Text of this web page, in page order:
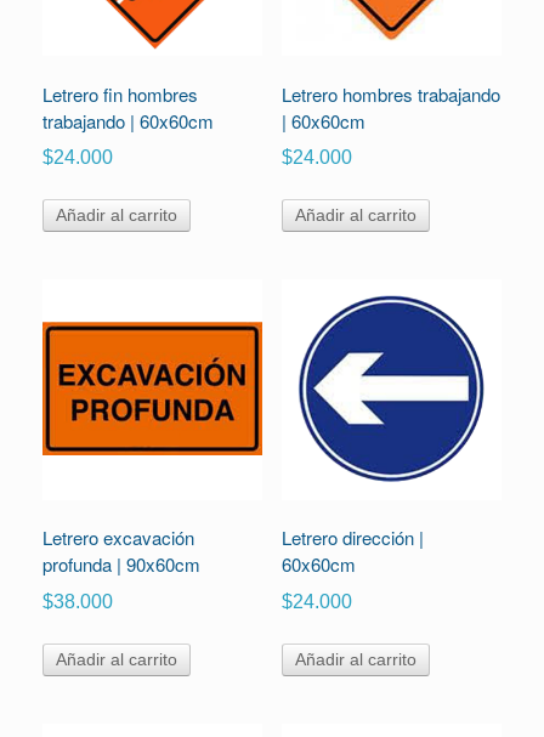
Letrero fin hombres
trabajando | 60x60cm
$24.000
Añadir al carrito
Letrero hombres trabajando
| 60x60cm
$24.000
Añadir al carrito
Letrero excavación
profunda | 90x60cm
$38.000
Añadir al carrito
Letrero dirección |
60x60cm
$24.000
Añadir al carrito